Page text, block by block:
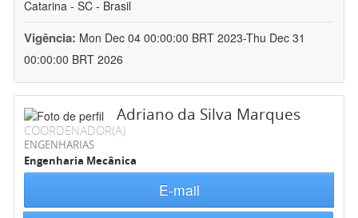
Catarina - SC - Brasil
Vigência: Mon Dec 04 00:00:00 BRT 2023-Thu Dec 31
00:00:00 BRT 2026
Adriano da Silva Marques
COORDENADOR(A)
ENGENHARIAS
Engenharia Mecânica
E-mail